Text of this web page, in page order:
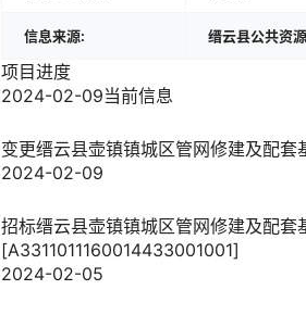
信息来源: 缙云县公共资
项目进度
2024-02-09当前信息
变更缙云县壶镇镇城区管网修建及配
2024-02-09
招标缙云县壶镇镇城区管网修建及配
[A3311011160014433001001]
2024-02-05